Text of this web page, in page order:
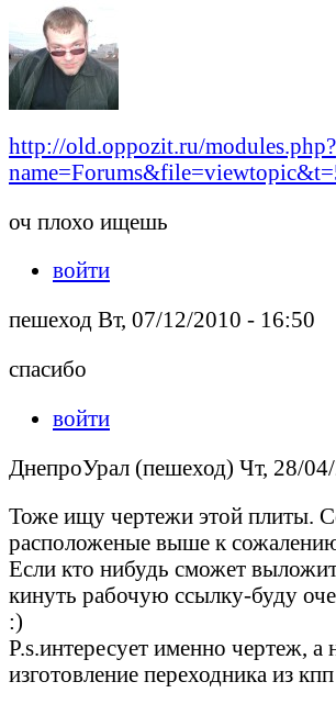
http://old.oppozit.ru/modules.php?
оч плохо ищешь
войти
пешеход Вт, 07/12/2010 - 16:50
спасибо
войти
ДнепроУрал (пешеход) Чт, 28/
Тоже ищу чертежи этой плиты.
расположеные выше к
Если кто нибудь сможет
кинуть рабочую ссылку-буду
:)
P.s.интересует именно чертеж, а
изготовление переходника из кпп